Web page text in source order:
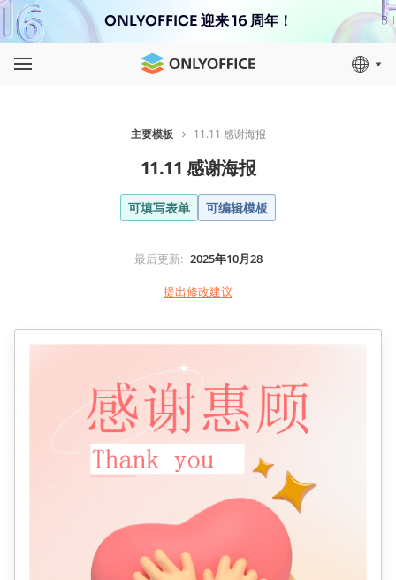
ONLYOFFICE 迎来 16 周年！
主要模板 11.11 感谢海报
11.11 感谢海报
可填写表单 可编辑模板
最后更新: 2025年10月28
提出修改建议